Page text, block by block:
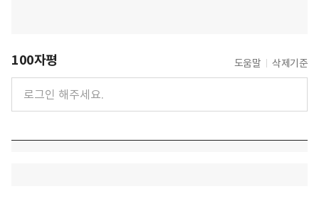
100자평 도움말 삭제기준